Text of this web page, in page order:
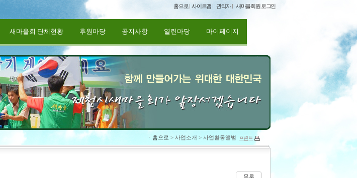
홈으로 사이트맵 관리자 새마을회원 로그인
새마을회 단체현황 후원마당 공지사항 열린마당 마이페이지
ㆍ 홈으로 > 사업소개 > 사업활동앨범